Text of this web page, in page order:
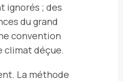
ignorés ; des
du grand
convention
climat déçue.
La méthode